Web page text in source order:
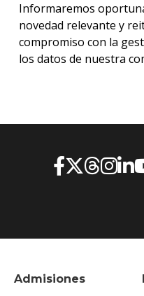
Informaremos
novedad relevante y
compromiso con la
los datos de nuestra
Admisiones